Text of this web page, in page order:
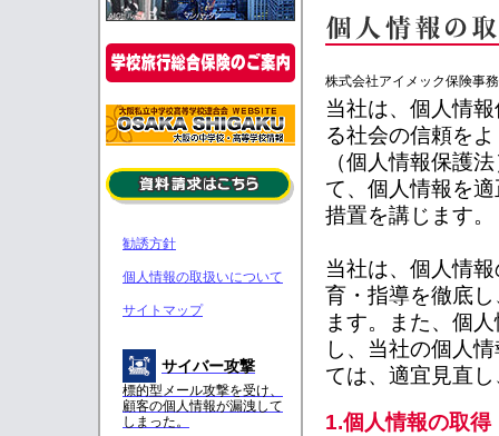
勧誘方針
個人情報の取扱いについて
サイトマップ
サイバー攻撃
標的型メール攻撃を受け、
顧客の個人情報が漏洩して
しまった。
株式会社アイメック保険事
当社は、個人情
る社会の信頼を
（個人情報保護
て、個人情報を
措置を講じます。
当社は、個人情
育・指導を徹底
ます。また、個
し、当社の個人
ては、適宜見直
1.個人情報の取得